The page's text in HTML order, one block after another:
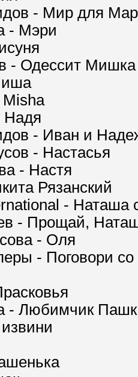
- Мир для
- Мэри
- Одессит Мишка
Надя
- Иван и
- Настасья
- Настя
Рязанский
-
- Прощай,
- Оля
- Поговори
- Любимчик